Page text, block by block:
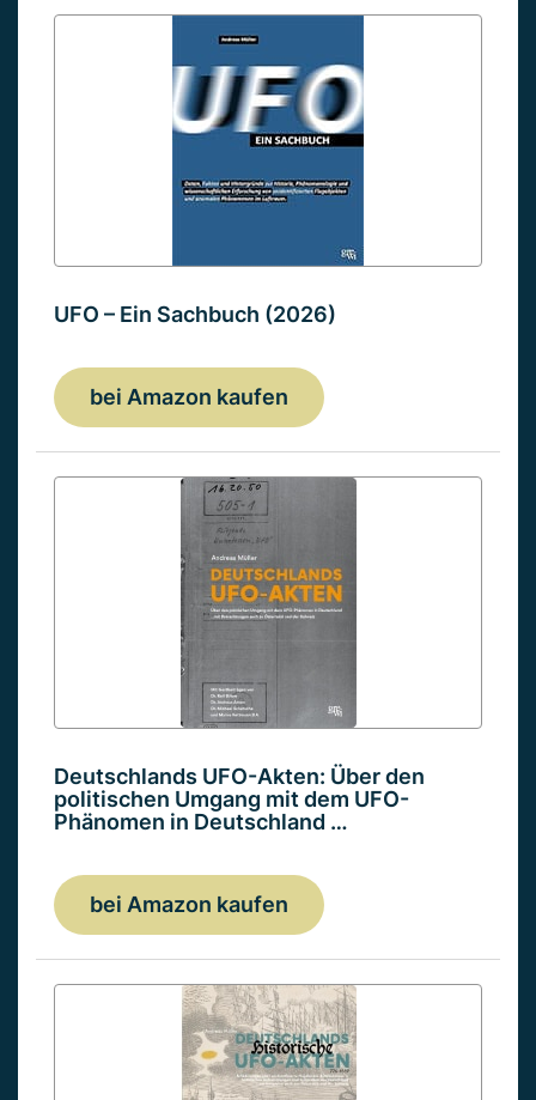
UFO – Ein Sachbuch (2026)
bei Amazon kaufen
Deutschlands UFO-Akten: Über den
politischen Umgang mit dem UFO-
Phänomen in Deutschland …
bei Amazon kaufen